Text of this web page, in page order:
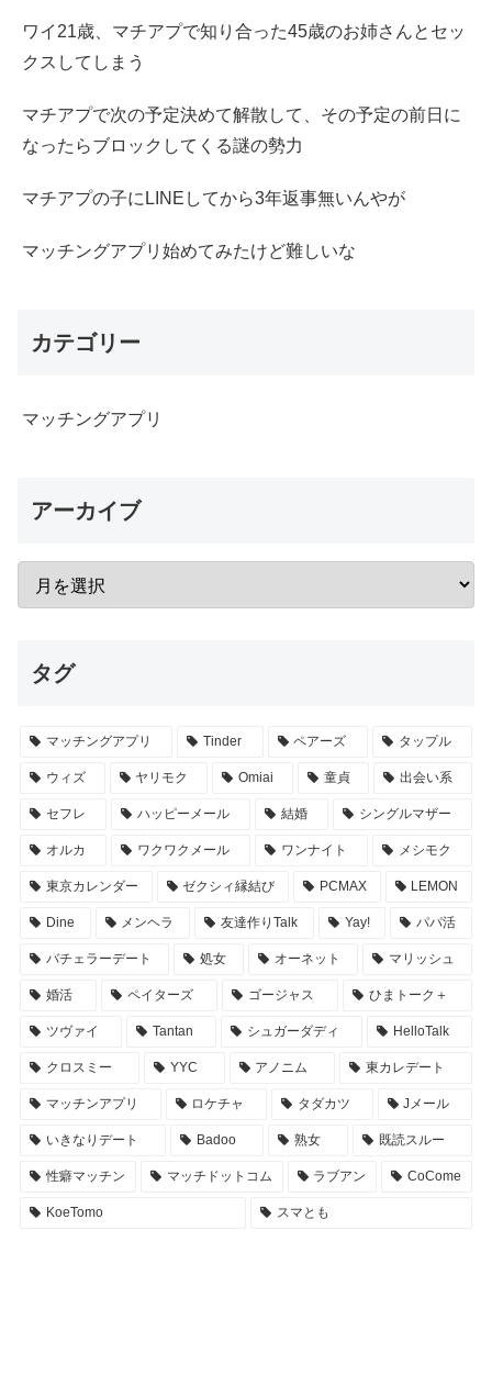
ワイ21歳、マチアプで知り合った45歳のお姉さんとセッ
クスしてしまう
マチアプで次の予定決めて解散して、その予定の前日に
なったらブロックしてくる謎の勢力
マチアプの子にLINEしてから3年返事無いんやが
マッチングアプリ始めてみたけど難しいな
カテゴリー
マッチングアプリ
アーカイブ
タグ
マッチングアプリ Tinder ペアーズ タップル
ウィズ ヤリモク Omiai 童貞 出会い系
セフレ ハッピーメール 結婚 シングルマザー
オルカ ワクワクメール ワンナイト メシモク
東京カレンダー ゼクシィ縁結び PCMAX LEMON
Dine メンヘラ 友達作りTalk Yay! パパ活
バチェラーデート 処女 オーネット マリッシュ
婚活 ペイターズ ゴージャス ひまトーク＋
ツヴァイ Tantan シュガーダディ HelloTalk
クロスミー YYC アノニム 東カレデート
マッチンアプリ ロケチャ タダカツ Jメール
いきなりデート Badoo 熟女 既読スルー
性癖マッチン マッチドットコム ラブアン CoCome
KoeTomo スマとも